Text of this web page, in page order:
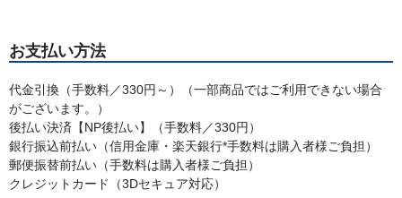
お支払い方法
代金引換（手数料／330円～）（一部商品ではご利用できない場合
がございます。）
後払い決済【NP後払い】（手数料／330円）
銀行振込前払い（信用金庫・楽天銀行*手数料は購入者様ご負担）
郵便振替前払い（手数料は購入者様ご負担）
クレジットカード（3Dセキュア対応）